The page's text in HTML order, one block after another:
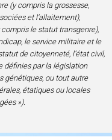
(y compris la grossesse,
et l’allaitement),
compris le statut transgenre),
le service militaire et le
de citoyenneté, l’état civil,
définies par la législation
génétiques, ou tout autre
étatiques ou locales
»).